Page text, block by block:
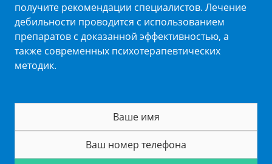
получите рекомендации специалистов. Лечение
дебильности проводится с использованием
препаратов с доказанной эффективностью, а
также современных психотерапевтических
методик.